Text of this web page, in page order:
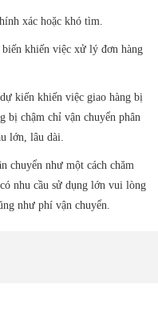
xác hoặc khó tìm.
khiến việc xử lý đơn hàng
kiến khiến việc giao hàng bị
bị chậm chỉ vận chuyển phân
lớn, lâu dài.
chuyển như một cách chăm
nhu cầu sử dụng lớn vui lòng
như phí vận chuyển.